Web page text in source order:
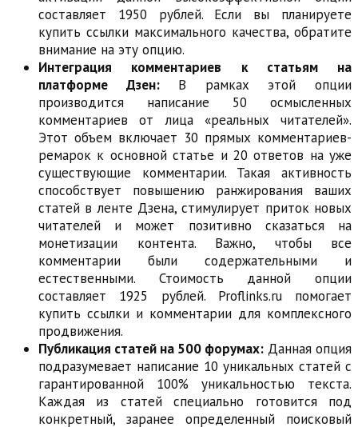
составляет 1950 рублей. Если вы планируете
купить ссылки максимального качества, обратите
внимание на эту опцию.
Интеграция комментариев к статьям на
платформе Дзен:В рамках этой опции
производится написание 50 осмысленных
комментариев от лица «реальных читателей».
Этот объем включает 30 прямых комментариев-
ремарок к основной статье и 20 ответов на уже
существующие комментарии. Такая активность
способствует повышению ранжирования ваших
статей в ленте Дзена, стимулирует приток новых
читателей и может позитивно сказаться на
монетизации контента. Важно, чтобы все
комментарии были содержательными и
естественными. Стоимость данной опции
составляет 1925 рублей. Proflinks.ru помогает
купить ссылки и комментарии для комплексного
продвижения.
Публикация статей на 500 форумах: Данная опция
подразумевает написание 10 уникальных статей с
гарантированной 100% уникальностью текста.
Каждая из статей специально готовится под
конкретный, заранее определенный поисковый